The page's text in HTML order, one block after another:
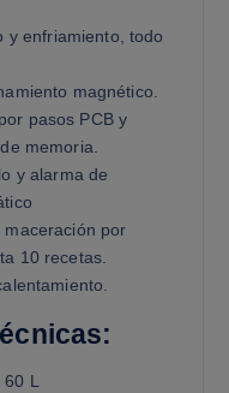
y enfriamiento, todo
magnético.
pasos PCB y
memoria.
y alarma de
por
10 recetas.
L